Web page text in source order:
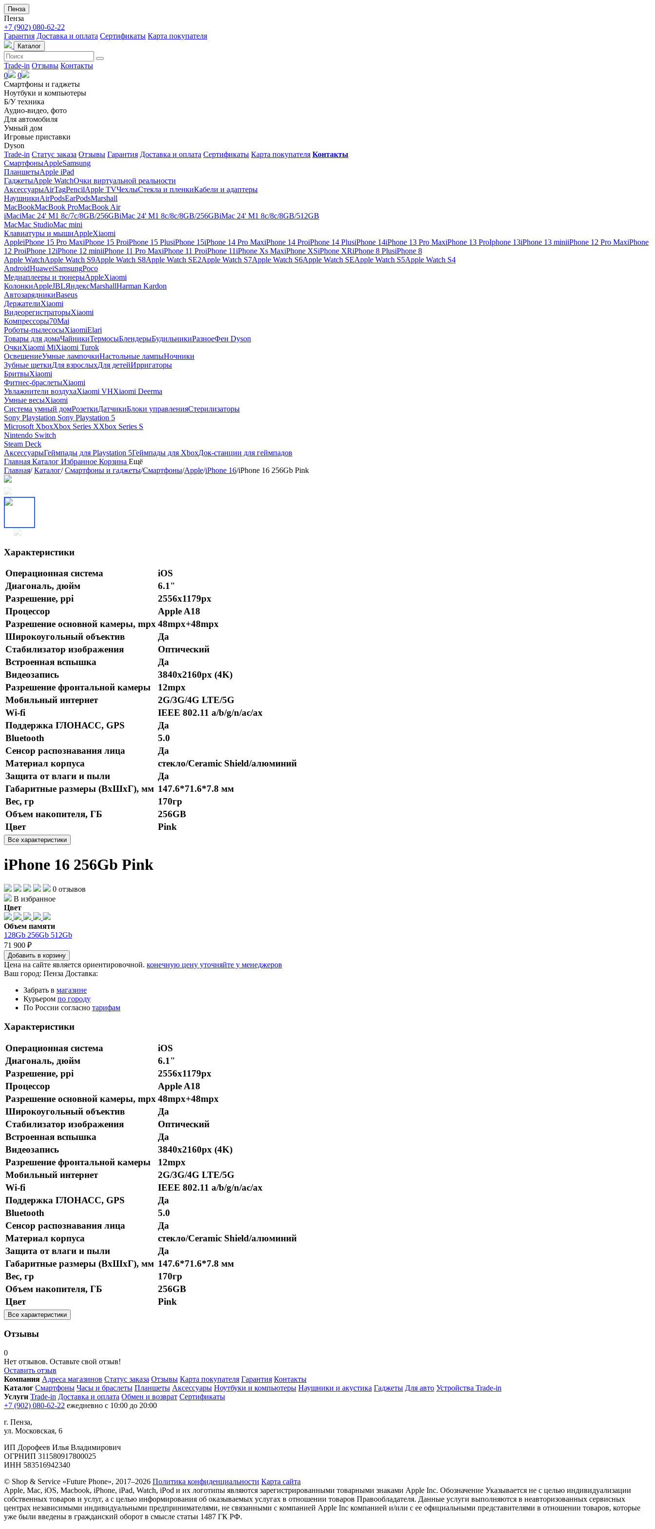
Пенза
Пенза
+7 (902) 080-62-22
Гарантия Доставка и оплата Сертификаты Карта покупателя
Каталог
Trade-in Отзывы Контакты
0
0
Смартфоны и гаджеты
Ноутбуки и компьютеры
Б/У техника
Аудио-видео, фото
Для автомобиля
Умный дом
Игровые приставки
Dyson
Trade-in Статус заказа Отзывы Гарантия Доставка и оплата Сертификаты Карта покупателя Контакты
СмартфоныAppleSamsung
ПланшетыApple iPad
ГаджетыApple WatchОчки виртуальной реальности
АксессуарыAirTagPencilApple TVЧехлыСтекла и пленкиКабели и адаптеры
НаушникиAirPodsEarPodsMarshall
MacBookMacBook ProMacBook Air
iMaciMac 24' M1 8c/7c/8GB/256GBiMac 24' M1 8c/8c/8GB/256GBiMac 24' M1 8c/8c/8GB/512GB
MacMac StudioMac mini
Клавиатуры и мышиAppleXiaomi
AppleiPhone 15 Pro MaxiPhone 15 ProiPhone 15 PlusiPhone 15iPhone 14 Pro MaxiPhone 14 ProiPhone 14 PlusiPhone 14iPhone 13 Pro MaxiPhone 13 ProIphone 13iPhone 13 miniiPhone 12 Pro MaxiPhone
12 ProiPhone 12iPhone 12 miniiPhone 11 Pro MaxiPhone 11 ProiPhone 11iPhone Xs MaxiPhone XSiPhone XRiPhone 8 PlusiPhone 8
Apple WatchApple Watch S9Apple Watch S8Apple Watch SE2Apple Watch S7Apple Watch S6Apple Watch SEApple Watch S5Apple Watch S4
AndroidHuaweiSamsungPoco
Медиаплееры и тюнерыAppleXiaomi
КолонкиAppleJBLЯндексMarshallHarman Kardon
АвтозарядникиBaseus
ДержателиXiaomi
ВидеорегистраторыXiaomi
Компрессоры70Mai
Роботы-пылесосыXiaomiElari
Товары для домаЧайникиТермосыБлендерыБудильникиРазноеФен Dyson
ОчкиXiaomi MiXiaomi Turok
ОсвещениеУмные лампочкиНастольные лампыНочники
Зубные щеткиДля взрослыхДля детейИрригаторы
БритвыXiaomi
Фитнес-браслетыXiaomi
Увлажнители воздухаXiaomi VHXiaomi Deerma
Умные весыXiaomi
Система умный домРозеткиДатчикиБлоки управленияСтерилизаторы
Sony Playstation Sony Playstation 5
Microsoft XboxXbox Series XXbox Series S
Nintendo Switch
Steam Deck
АксессуарыГеймпады для Playstation 5Геймпады для XboxДок-станции для геймпадов
Главная Каталог Избранное Корзина Ещё
Главная/ Каталог/ Смартфоны и гаджеты/Смартфоны/Apple/iPhone 16/iPhone 16 256Gb Pink
Характеристики
Операционная система
iOS
Диагональ, дюйм
6.1"
Разрешение, ppi
2556x1179px
Процессор
Apple A18
Разрешение основной камеры, mpx48mpx+48mpx
Широкоугольный объектив
Да
Стабилизатор изображения
Оптический
Встроенная вспышка
Да
Видеозапись
3840x2160px (4K)
Разрешение фронтальной камеры
12mpx
Мобильный интернет
2G/3G/4G LTE/5G
Wi-fi
IEEE 802.11 a/b/g/n/ac/ax
Поддержка ГЛОНАСС, GPS
Да
Bluetooth
5.0
Сенсор распознавания лица
Да
Материал корпуса
стекло/Ceramic Shield/алюминий
Защита от влаги и пыли
Да
Габаритные размеры (ВхШхГ), мм 147.6*71.6*7.8 мм
Вес, гр
170гр
Объем накопителя, ГБ
256GB
Цвет
Pink
Все характеристики
iPhone 16 256Gb Pink
0 отзывов
В избранное
Цвет
Объем памяти
128Gb 256Gb 512Gb
71 900 ₽
Добавить в корзину
Цена на сайте является ориентировочной. конечную цену уточняйте у менеджеров
Ваш город: Пенза Доставка:
Забрать в магазине
Курьером по городу
По России согласно тарифам
Характеристики
Операционная система
iOS
Диагональ, дюйм
6.1"
Разрешение, ppi
2556x1179px
Процессор
Apple A18
Разрешение основной камеры, mpx 48mpx+48mpx
Широкоугольный объектив
Да
Стабилизатор изображения
Оптический
Встроенная вспышка
Да
Видеозапись
3840x2160px (4K)
Разрешение фронтальной камеры
12mpx
Мобильный интернет
2G/3G/4G LTE/5G
Wi-fi
IEEE 802.11 a/b/g/n/ac/ax
Поддержка ГЛОНАСС, GPS
Да
Bluetooth
5.0
Сенсор распознавания лица
Да
Материал корпуса
стекло/Ceramic Shield/алюминий
Защита от влаги и пыли
Да
Габаритные размеры (ВхШхГ), мм 147.6*71.6*7.8 мм
Вес, гр
170гр
Объем накопителя, ГБ
256GB
Цвет
Pink
Все характеристики
Отзывы
0
Нет отзывов. Оставьте свой отзыв!
Оставить отзыв
Компания Адреса магазинов Статус заказа Отзывы Карта покупателя Гарантия Контакты
Каталог Смартфоны Часы и браслеты Планшеты Аксессуары Ноутбуки и компьютеры Наушники и акустика Гаджеты Для авто Устройства Trade-in
Услуги Trade-in Доставка и оплата Обмен и возврат Сертификаты
+7 (902) 080-62-22 ежедневно с 10:00 до 20:00
г. Пенза,
ул. Московская, 6
ИП Дорофеев Илья Владимирович
ОГРНИП 311580917800025
ИНН 583516942340
© Shop & Service «Future Phone», 2017–2026 Политика конфиденциальности Карта сайта
Apple, Mac, iOS, Macbook, iPhone, iPad, Watch, iPod и их логотипы являются зарегистрированными товарными знаками Apple Inc. Обозначение Указывается не с целью индивидуализации
собственных товаров и услуг, а с целью информирования об оказываемых услугах в отношении товаров Правообладателя. Данные услуги выполняются в неавторизованных сервисных
центрах независимыми индивидуальными предпринимателями, не связанными с компанией Apple Inc компанией и/или с ее официальными представителями в отношении товаров, которые
уже были введены в гражданский оборот в смысле статьи 1487 ГК РФ.